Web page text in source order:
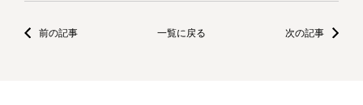
前の記事 一覧に戻る 次の記事